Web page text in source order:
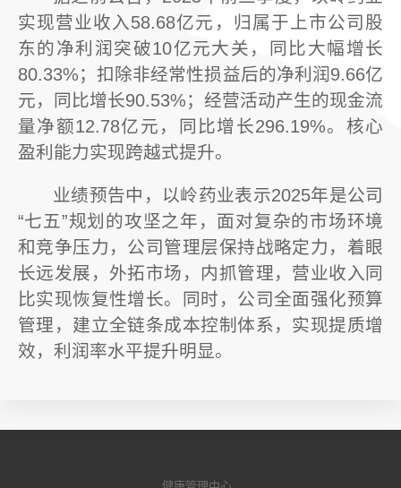
实现营业收入58.68亿元，归属于上市公司股
东的净利润突破10亿元大关，同比大幅增长
80.33%；扣除非经常性损益后的净利润9.66亿
元，同比增长90.53%；经营活动产生的现金流
量净额12.78亿元，同比增长296.19%。核心
盈利能力实现跨越式提升。
业绩预告中，以岭药业表示2025年是公司
“七五”规划的攻坚之年，面对复杂的市场环境
和竞争压力，公司管理层保持战略定力，着眼
长远发展，外拓市场，内抓管理，营业收入同
比实现恢复性增长。同时，公司全面强化预算
管理，建立全链条成本控制体系，实现提质增
效，利润率水平提升明显。